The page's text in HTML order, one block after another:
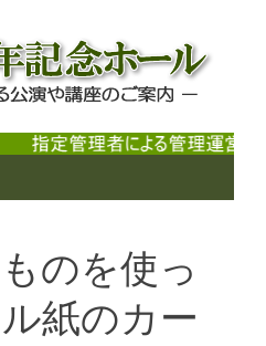
記念ホール
講座のご案内
のを使っ
紙のカー